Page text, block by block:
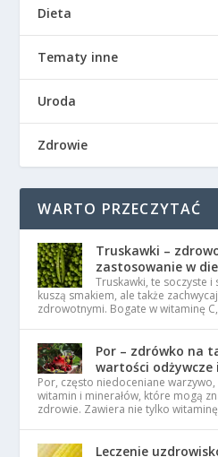
Dieta
Tematy inne
Uroda
Zdrowie
WARTO PRZECZYTAĆ
Truskawki –
zastosowanie w
Truskawki, te soczyste i
kuszą smakiem, ale także
zdrowotnymi. Bogate w witaminę
Por – zdrówko na
wartości
Por, często niedoceniane
witamin i minerałów, które mogą
zdrowie. Zawiera nie tylko
Leczenie